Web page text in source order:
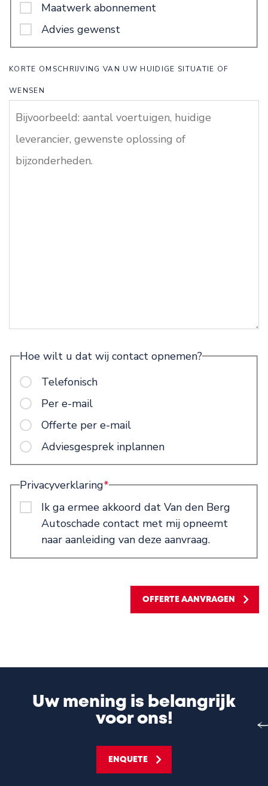
Maatwerk abonnement
Advies gewenst
KORTE OMSCHRIJVING VAN UW HUIDIGE SITUATIE OF
WENSEN
Hoe wilt u dat wij contact opnemen?
Telefonisch
Per e-mail
Offerte per e-mail
Adviesgesprek inplannen
Privacyverklaring*
Ik ga ermee akkoord dat Van den Berg
Autoschade contact met mij opneemt
naar aanleiding van deze aanvraag.
OFFERTE AANVRAGEN
Uw mening is belangrijk
voor ons!
ENQUETE